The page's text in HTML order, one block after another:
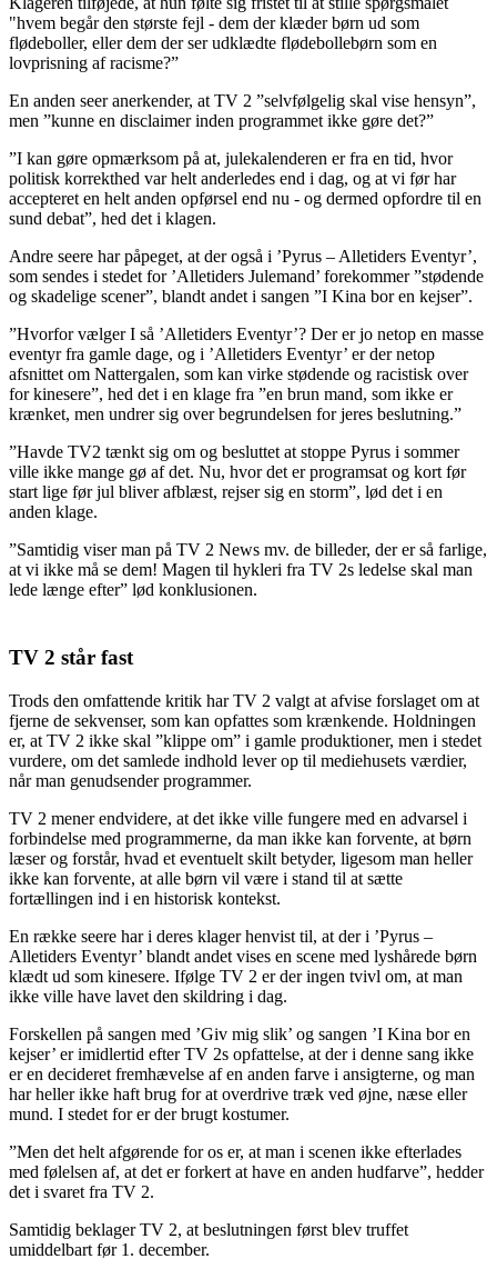
"hvem begår den største fejl - dem der klæder børn ud som
flødeboller, eller dem der ser udklædte flødebollebørn som en
lovprisning af racisme?”
En anden seer anerkender, at TV 2 ”selvfølgelig skal vise hensyn”,
men ”kunne en disclaimer inden programmet ikke gøre det?”
”I kan gøre opmærksom på at, julekalenderen er fra en tid, hvor
politisk korrekthed var helt anderledes end i dag, og at vi før har
accepteret en helt anden opførsel end nu - og dermed opfordre til en
sund debat”, hed det i klagen.
Andre seere har påpeget, at der også i ’Pyrus – Alletiders Eventyr’,
som sendes i stedet for ’Alletiders Julemand’ forekommer ”stødende
og skadelige scener”, blandt andet i sangen ”I Kina bor en kejser”.
”Hvorfor vælger I så ’Alletiders Eventyr’? Der er jo netop en masse
eventyr fra gamle dage, og i ’Alletiders Eventyr’ er der netop
afsnittet om Nattergalen, som kan virke stødende og racistisk over
for kinesere”, hed det i en klage fra ”en brun mand, som ikke er
krænket, men undrer sig over begrundelsen for jeres beslutning.”
”Havde TV2 tænkt sig om og besluttet at stoppe Pyrus i sommer
ville ikke mange gø af det. Nu, hvor det er programsat og kort før
start lige før jul bliver afblæst, rejser sig en storm”, lød det i en
anden klage.
”Samtidig viser man på TV 2 News mv. de billeder, der er så farlige,
at vi ikke må se dem! Magen til hykleri fra TV 2s ledelse skal man
lede længe efter” lød konklusionen.
TV 2 står fast
Trods den omfattende kritik har TV 2 valgt at afvise forslaget om at
fjerne de sekvenser, som kan opfattes som krænkende. Holdningen
er, at TV 2 ikke skal ”klippe om” i gamle produktioner, men i stedet
vurdere, om det samlede indhold lever op til mediehusets værdier,
når man genudsender programmer.
TV 2 mener endvidere, at det ikke ville fungere med en advarsel i
forbindelse med programmerne, da man ikke kan forvente, at børn
læser og forstår, hvad et eventuelt skilt betyder, ligesom man heller
ikke kan forvente, at alle børn vil være i stand til at sætte
fortællingen ind i en historisk kontekst.
En række seere har i deres klager henvist til, at der i ’Pyrus –
Alletiders Eventyr’ blandt andet vises en scene med lyshårede børn
klædt ud som kinesere. Ifølge TV 2 er der ingen tvivl om, at man
ikke ville have lavet den skildring i dag.
Forskellen på sangen med ’Giv mig slik’ og sangen ’I Kina bor en
kejser’ er imidlertid efter TV 2s opfattelse, at der i denne sang ikke
er en decideret fremhævelse af en anden farve i ansigterne, og man
har heller ikke haft brug for at overdrive træk ved øjne, næse eller
mund. I stedet for er der brugt kostumer.
”Men det helt afgørende for os er, at man i scenen ikke efterlades
med følelsen af, at det er forkert at have en anden hudfarve”, hedder
det i svaret fra TV 2.
Samtidig beklager TV 2, at beslutningen først blev truffet
umiddelbart før 1. december.